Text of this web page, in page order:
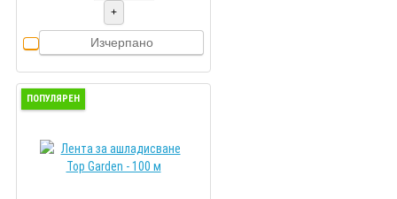
+
Изчерпано
ПОПУЛЯРЕН